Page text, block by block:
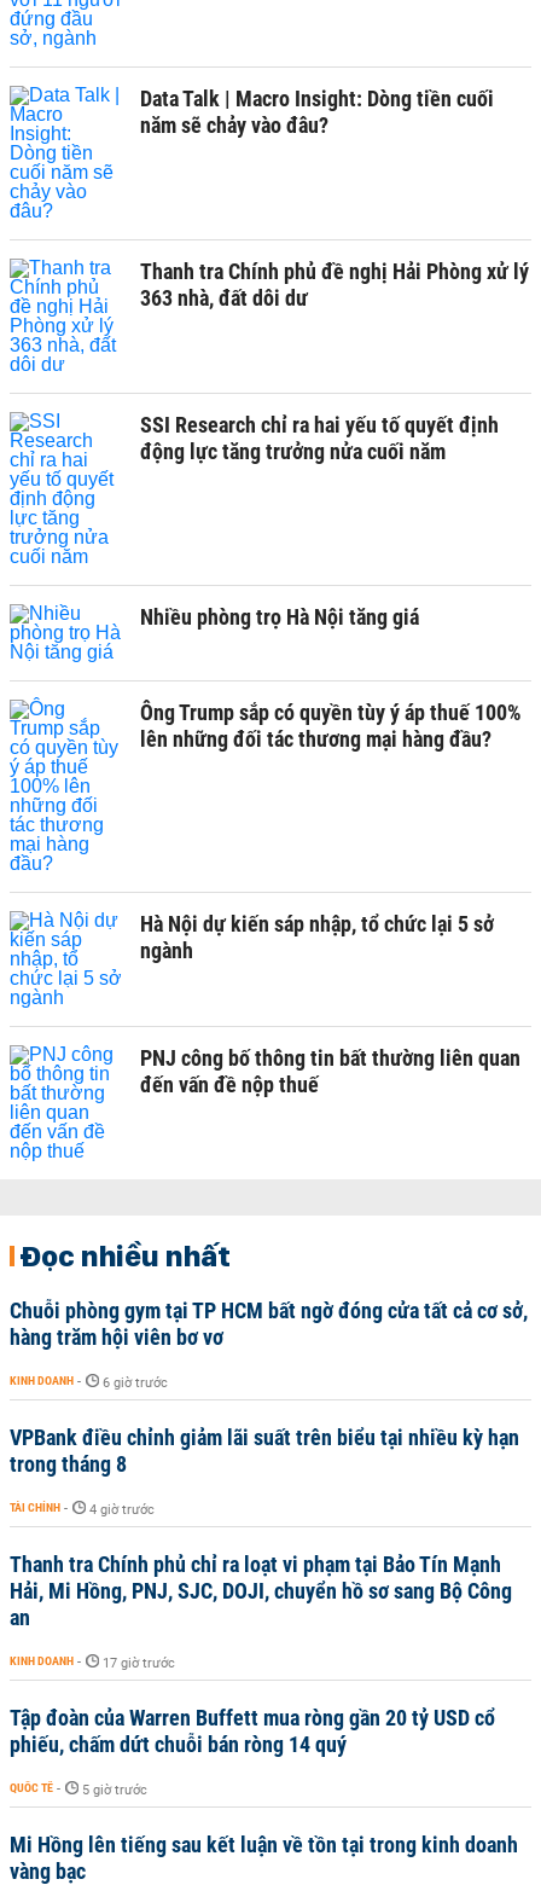
Data Talk | Macro Insight: Dòng tiền cuối
năm sẽ chảy vào đâu?
Thanh tra Chính phủ đề nghị Hải Phòng xử lý
363 nhà, đất dôi dư
SSI Research chỉ ra hai yếu tố quyết định
động lực tăng trưởng nửa cuối năm
Nhiều phòng trọ Hà Nội tăng giá
Ông Trump sắp có quyền tùy ý áp thuế 100%
lên những đối tác thương mại hàng đầu?
Hà Nội dự kiến sáp nhập, tổ chức lại 5 sở
ngành
PNJ công bố thông tin bất thường liên quan
đến vấn đề nộp thuế
Đọc nhiều nhất
Chuỗi phòng gym tại TP HCM bất ngờ đóng cửa tất cả cơ sở,
hàng trăm hội viên bơ vơ
KINH DOANH - 6 giờ trước
VPBank điều chỉnh giảm lãi suất trên biểu tại nhiều kỳ hạn
trong tháng 8
TÀI CHÍNH - 4 giờ trước
Thanh tra Chính phủ chỉ ra loạt vi phạm tại Bảo Tín Mạnh
Hải, Mi Hồng, PNJ, SJC, DOJI, chuyển hồ sơ sang Bộ Công
an
KINH DOANH - 17 giờ trước
Tập đoàn của Warren Buffett mua ròng gần 20 tỷ USD cổ
phiếu, chấm dứt chuỗi bán ròng 14 quý
QUỐC TẾ - 5 giờ trước
Mi Hồng lên tiếng sau kết luận về tồn tại trong kinh doanh
vàng bạc